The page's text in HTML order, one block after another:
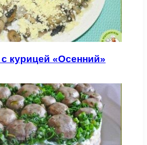
курицей «Осенний»